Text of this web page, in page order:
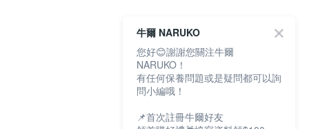
牛爾 NARUKO
您好😊謝謝您關注牛爾
NARUKO！
有任何保養問題或是疑問都可以詢
問小編哦！
📌首次註冊牛爾好友